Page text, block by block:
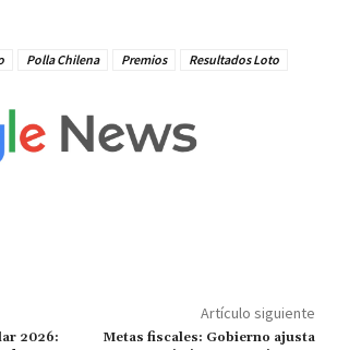
Polla Chilena Premios Resultados Loto
2026:
Artículo siguiente
Metas fiscales: Gobierno ajusta